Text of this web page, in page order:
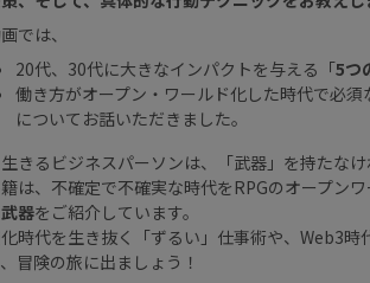
では、
20代、30代に大きなインパクトを与える「5つ
働き方がオープン・ワールド化した時代で必須
についてお話いただきました。
きるビジネスパーソンは、「武器」を持たなけ
は、不確定で不確実な時代をRPGのオープンワ
器をご紹介しています。
時代を生き抜く「ずるい」仕事術や、Web3
冒険の旅に出ましょう！